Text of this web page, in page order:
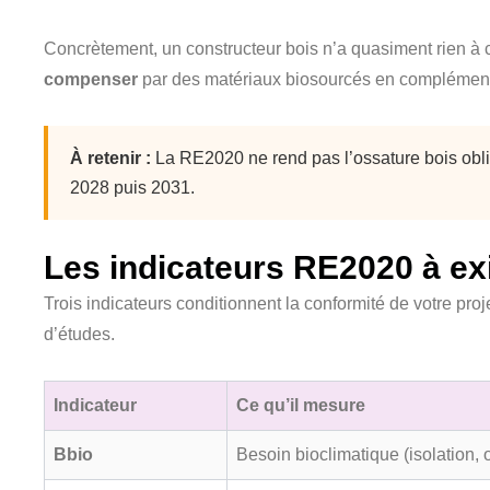
Concrètement, un constructeur bois n’a quasiment rien
compenser par des matériaux biosourcés en
À retenir : La RE2020 ne rend pas l’ossature bois
2028 puis 2031.
Les indicateurs RE2020 à
Trois indicateurs conditionnent la conformité de votre
d’études.
Indicateur Ce qu’il mesure
Bbio Besoin bioclimatique (isolation,